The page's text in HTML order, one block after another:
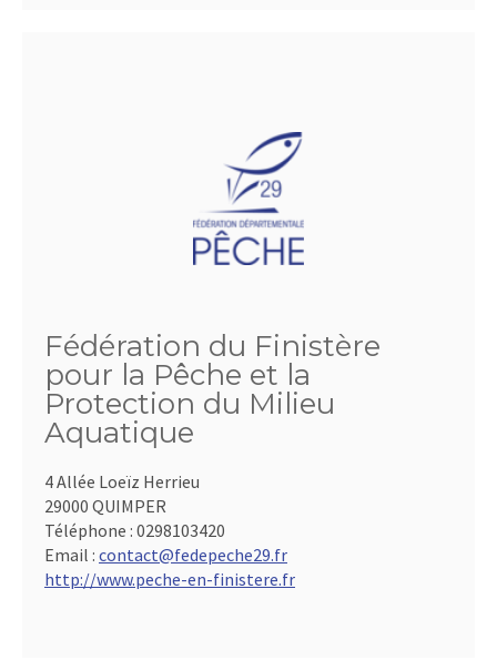
Fédération du Finistère
pour la Pêche et la
Protection du Milieu
Aquatique
4 Allée Loeïz Herrieu
29000 QUIMPER
Téléphone : 0298103420
Email : contact@fedepeche29.fr
http://www.peche-en-finistere.fr